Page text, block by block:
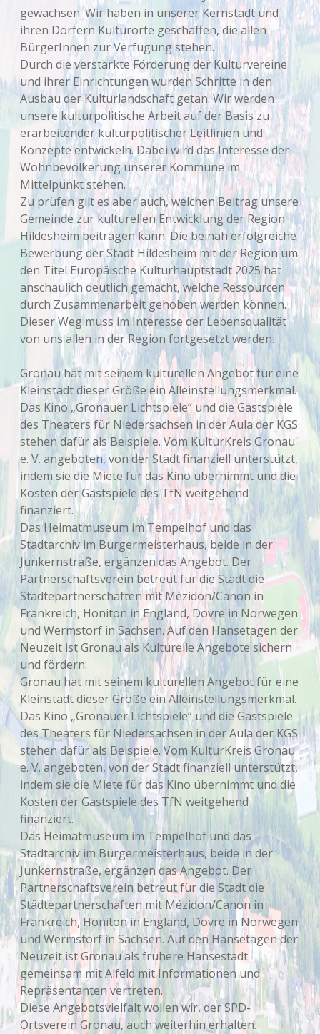
gewachsen. Wir haben in unserer Kernstadt und
ihren Dörfern Kulturorte geschaffen, die allen
BürgerInnen zur Verfügung stehen.
Durch die verstärkte Förderung der Kulturvereine
und ihrer Einrichtungen wurden Schritte in den
Ausbau der Kulturlandschaft getan. Wir werden
unsere kulturpolitische Arbeit auf der Basis zu
erarbeitender kulturpolitischer Leitlinien und
Konzepte entwickeln. Dabei wird das Interesse der
Wohnbevölkerung unserer Kommune im
Mittelpunkt stehen.
Zu prüfen gilt es aber auch, welchen Beitrag unsere
Gemeinde zur kulturellen Entwicklung der Region
Hildesheim beitragen kann. Die beinah erfolgreiche
Bewerbung der Stadt Hildesheim mit der Region um
den Titel Europäische Kulturhauptstadt 2025 hat
anschaulich deutlich gemacht, welche Ressourcen
durch Zusammenarbeit gehoben werden können.
Dieser Weg muss im Interesse der Lebensqualität
von uns allen in der Region fortgesetzt werden.
Gronau hat mit seinem kulturellen Angebot für eine
Kleinstadt dieser Größe ein Alleinstellungsmerkmal.
Das Kino „Gronauer Lichtspiele“ und die Gastspiele
des Theaters für Niedersachsen in der Aula der KGS
stehen dafür als Beispiele. Vom KulturKreis Gronau
e. V. angeboten, von der Stadt finanziell unterstützt,
indem sie die Miete für das Kino übernimmt und die
Kosten der Gastspiele des TfN weitgehend
finanziert.
Das Heimatmuseum im Tempelhof und das
Stadtarchiv im Bürgermeisterhaus, beide in der
Junkernstraße, ergänzen das Angebot. Der
Partnerschaftsverein betreut für die Stadt die
Städtepartnerschaften mit Mézidon/Canon in
Frankreich, Honiton in England, Dovre in Norwegen
und Wermstorf in Sachsen. Auf den Hansetagen der
Neuzeit ist Gronau als Kulturelle Angebote sichern
und fördern:
Gronau hat mit seinem kulturellen Angebot für eine
Kleinstadt dieser Größe ein Alleinstellungsmerkmal.
Das Kino „Gronauer Lichtspiele“ und die Gastspiele
des Theaters für Niedersachsen in der Aula der KGS
stehen dafür als Beispiele. Vom KulturKreis Gronau
e. V. angeboten, von der Stadt finanziell unterstützt,
indem sie die Miete für das Kino übernimmt und die
Kosten der Gastspiele des TfN weitgehend
finanziert.
Das Heimatmuseum im Tempelhof und das
Stadtarchiv im Bürgermeisterhaus, beide in der
Junkernstraße, ergänzen das Angebot. Der
Partnerschaftsverein betreut für die Stadt die
Städtepartnerschaften mit Mézidon/Canon in
Frankreich, Honiton in England, Dovre in Norwegen
und Wermstorf in Sachsen. Auf den Hansetagen der
Neuzeit ist Gronau als frühere Hansestadt
gemeinsam mit Alfeld mit Informationen und
Repräsentanten vertreten.
Diese Angebotsvielfalt wollen wir, der SPD-
Ortsverein Gronau, auch weiterhin erhalten.